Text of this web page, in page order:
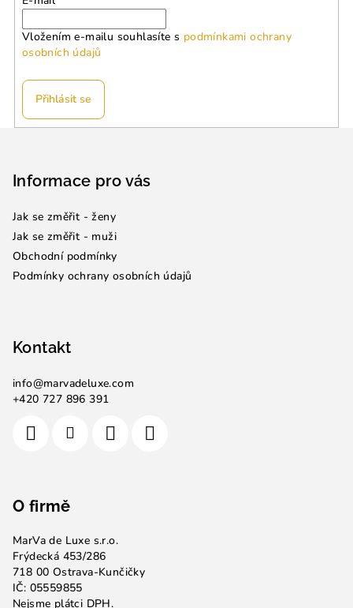
Vložením e-mailu souhlasíte s podmínkami ochrany
osobních údajů
Přihlásit se
Informace pro vás
Jak se změřit - ženy
Jak se změřit - muži
Obchodní podmínky
Podmínky ochrany osobních údajů
Kontakt
info@marvadeluxe.com
+420 727 896 391
O firmě
MarVa de Luxe s.r.o.
Frýdecká 453/286
718 00 Ostrava-Kunčičky
IČ: 05559855
Nejsme plátci DPH.